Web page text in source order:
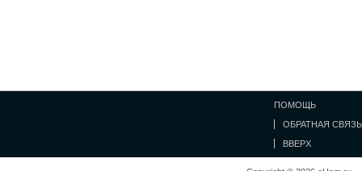
ПОМОЩЬ
ОБРАТНАЯ СВЯЗЬ
ВВЕРХ